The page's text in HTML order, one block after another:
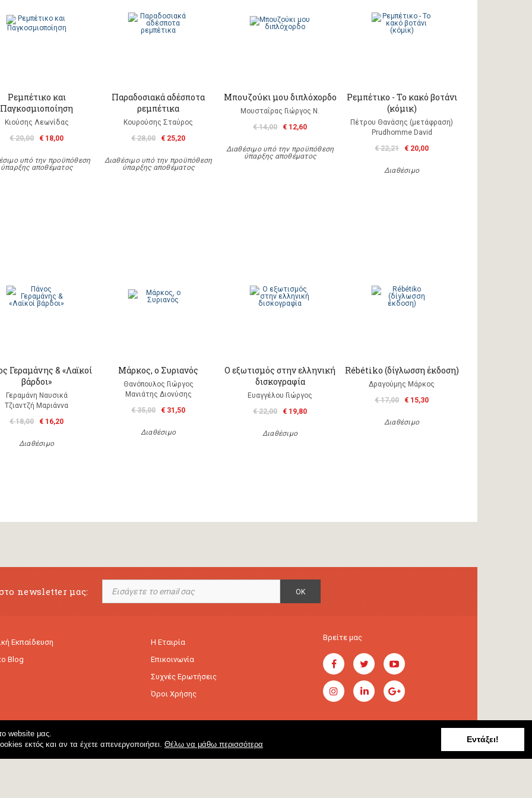
website μας.
εκτός και αν τα έχετε απενεργοποιήσει. Θέλω να μάθω περισσότερα
Εντάξει!
Ρεμπέτικο και
Παγκοσμιοποίηση
Κιούσης Λεωνίδας
€ 20,00
€ 18,00
υπό την προϋπόθεση
ύπαρξης αποθέματος
Παραδοσιακά αδέσποτα
ρεμπέτικα
Κουρούσης Σταύρος
€ 28,00
€ 25,20
Διαθέσιμο υπό την προϋπόθεση
ύπαρξης αποθέματος
Μπουζούκι μου διπλόχορδο
Μουσταΐρας Γιώργος Ν.
€ 14,00
€ 12,60
Διαθέσιμο υπό την προϋπόθεση
ύπαρξης αποθέματος
Ρεμπέτικο - Το κακό βοτάνι
(κόμικ)
Πέτρου Θανάσης (μετάφραση)
Prudhomme David
€ 22,21
€ 20,00
Διαθέσιμο
Γεραμάνης & «Λαϊκοί
βάρδοι»
Γεραμάνη Ναυσικά
Τζιαντζή Μαριάννα
€ 18,00
€ 16,20
Διαθέσιμο
Μάρκος, ο Συριανός
Θανόπουλος Γιώργος
Μανιάτης Διονύσης
€ 35,00
€ 31,50
Διαθέσιμο
Ο εξωτισμός στην ελληνική
δισκογραφία
Ευαγγέλου Γιώργος
€ 22,00
€ 19,80
Διαθέσιμο
Rébétiko (δίγλωσση έκδοση)
Δραγούμης Μάρκος
€ 17,00
€ 15,30
Διαθέσιμο
newsletter μας: OK
Εκπαίδευση
Blog
Η Εταιρία
Επικοινωνία
Συχνές Ερωτήσεις
Όροι Χρήσης
Βρείτε μας
Handcrafted byRADIAL